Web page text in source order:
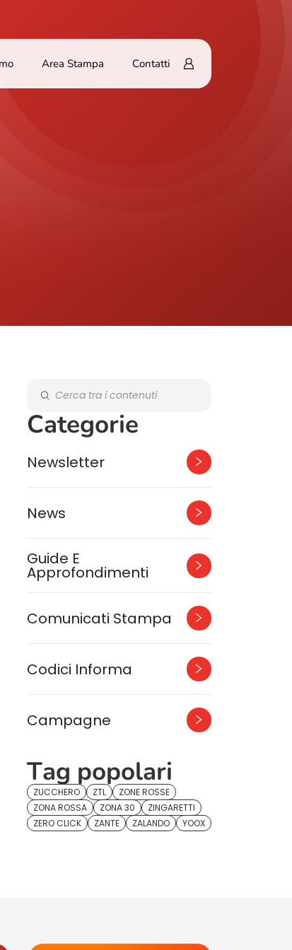
Area Stampa Contatti
Categorie
Newsletter
News
Guide E
Approfondimenti
Comunicati Stampa
Codici Informa
Campagne
Tag popolari
ZUCCHERO ZTL
ZONE ROSSE
ZONA ROSSA
ZONA 30
ZINGARETTI
ZERO CLICK
ZANTE ZALANDO YOOX